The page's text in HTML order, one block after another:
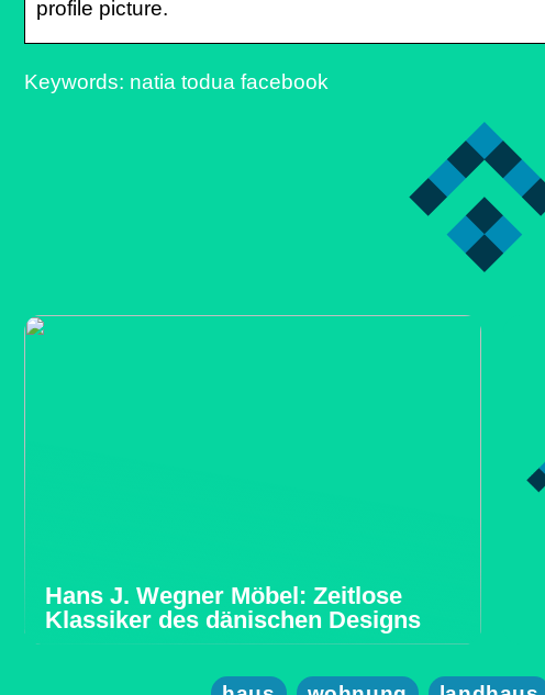
profile picture.
Keywords: natia todua facebook
Hans J. Wegner Möbel: Zeitlose
Klassiker des dänischen Designs